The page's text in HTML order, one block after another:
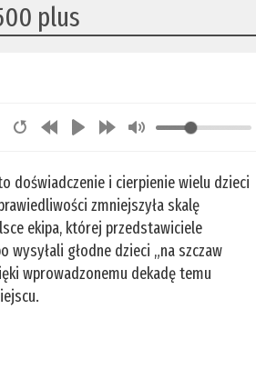
plus
doświadczenie i cierpienie wielu dzieci
zmniejszyła skalę
ekipa, której przedstawiciele
głodne dzieci „na szczaw
wprowadzonemu dekadę temu